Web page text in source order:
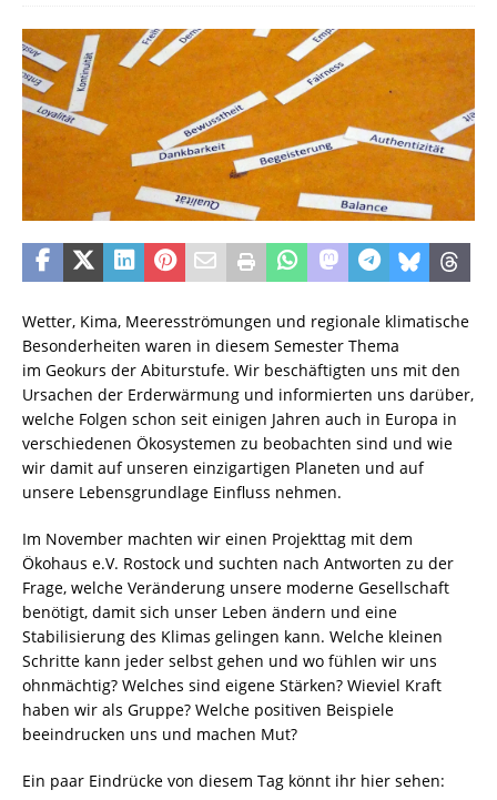
Wetter, Kima, Meeresströmungen und regionale klimatische
Besonderheiten waren in diesem Semester Thema
im Geokurs der Abiturstufe. Wir beschäftigten uns mit den
Ursachen der Erderwärmung und informierten uns darüber,
welche Folgen schon seit einigen Jahren auch in Europa in
verschiedenen Ökosystemen zu beobachten sind und wie
wir damit auf unseren einzigartigen Planeten und auf
unsere Lebensgrundlage Einfluss nehmen.
Im November machten wir einen Projekttag mit dem
Ökohaus e.V. Rostock und suchten nach Antworten zu der
Frage, welche Veränderung unsere moderne Gesellschaft
benötigt, damit sich unser Leben ändern und eine
Stabilisierung des Klimas gelingen kann. Welche kleinen
Schritte kann jeder selbst gehen und wo fühlen wir uns
ohnmächtig? Welches sind eigene Stärken? Wieviel Kraft
haben wir als Gruppe? Welche positiven Beispiele
beeindrucken uns und machen Mut?
Ein paar Eindrücke von diesem Tag könnt ihr hier sehen: